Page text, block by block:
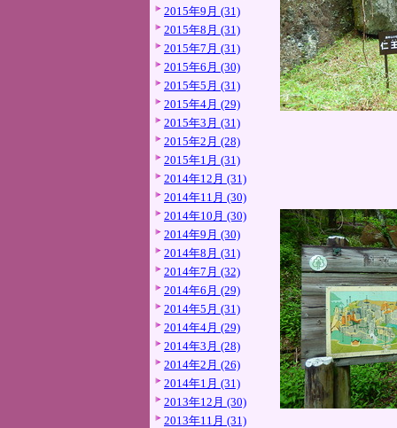
2015年9月 (31)
2015年8月 (31)
2015年7月 (31)
2015年6月 (30)
2015年5月 (31)
2015年4月 (29)
2015年3月 (31)
2015年2月 (28)
2015年1月 (31)
2014年12月 (31)
2014年11月 (30)
2014年10月 (30)
2014年9月 (30)
2014年8月 (31)
2014年7月 (32)
2014年6月 (29)
2014年5月 (31)
2014年4月 (29)
2014年3月 (28)
2014年2月 (26)
2014年1月 (31)
2013年12月 (30)
2013年11月 (31)